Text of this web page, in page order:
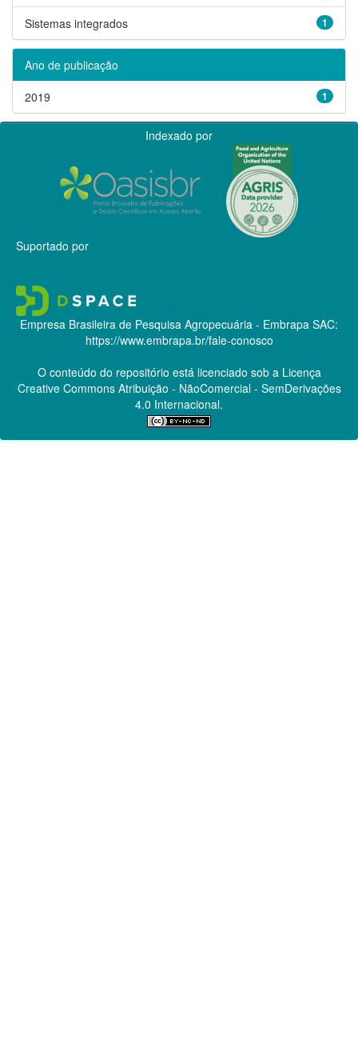
1
Sistemas integrados
Ano de publicação
1
2019
Indexado por
Suportado por
Empresa Brasileira de Pesquisa Agropecuária - Embrapa SAC:
https://www.embrapa.br/fale-conosco
O conteúdo do repositório está licenciado sob a Licença
Creative CommonsAtribuição - NãoComercial - SemDerivações
4.0 Internacional.